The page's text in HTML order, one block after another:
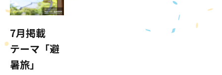
7月掲載
テーマ「避
暑旅」